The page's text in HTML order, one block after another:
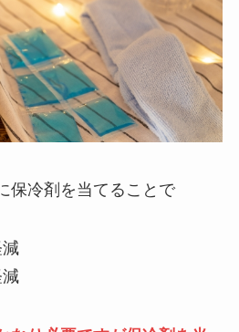
保冷剤を当てることで